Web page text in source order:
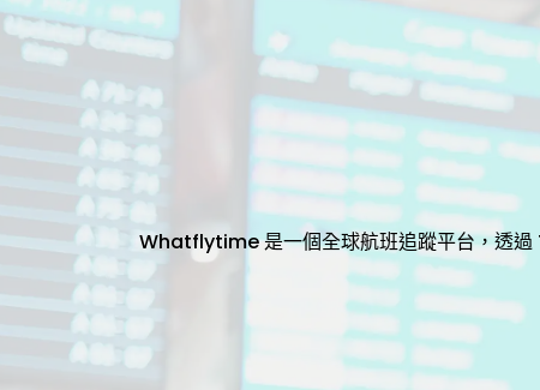
Whatflytime 是一個全球航班追蹤平台，透過